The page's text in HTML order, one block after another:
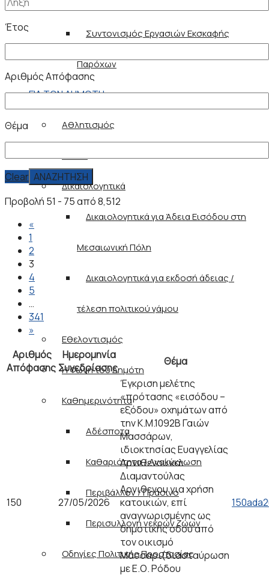
Συντονισμός Εργασιών Εκσκαφής
Παρόχων
ΓΙΑ ΤΟΝ ΔΗΜΟΤΗ
Αθλητισμός
ΔΕΥΑΡ
Δικαιολογητικά
Δικαιολογητικά για Άδεια Εισόδου στη
Μεσαιωνική Πόλη
Δικαιολογητικά για εκδοσή άδειας /
τέλεση πολιτικού γάμου
Εθελοντισμός
Η Φωνή του Δημότη
Καθημερινότητα
Αδέσποτα
Καθαριότητα / Ανακύκλωση
Περιβάλλον / Πράσινο
Περισυλλογή νεκρών ζώων
Οδηγίες Πολιτικής Προστασίας
Έτος
Αριθμός Απόφασης
Θέμα
Clear
Προβολή 51 - 75 από 8,512
«
1
2
3
4
5
…
341
»
Αριθμός
Απόφασης
Ημερομηνία
Συνεδρίασης
Θέμα
150 27/05/2026
Έγκριση μελέτης
«πρότασης «εισόδου –
εξόδου» οχημάτων από
την Κ.Μ.1092Β Γαιών
Μασσάρων,
ιδιοκτησίας Ευαγγελίας
Αρνιθενού και
Διαμαντούλας
Αρνιθενου για χρήση
κατοικιών, επί
αναγνωρισμένης ως
δημοτικής οδού από
τον οικισμό
Μάσσαρι(διασταύρωση
με Ε.Ο. Ρόδου